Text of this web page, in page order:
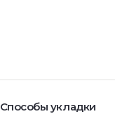
Способы укладки